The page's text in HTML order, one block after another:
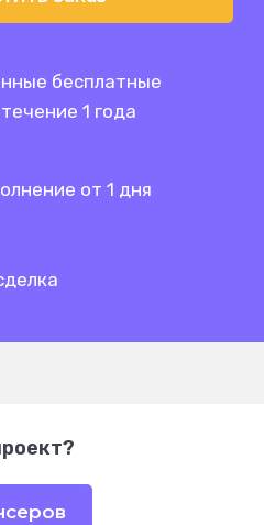
бесплатные
1 года
от 1 дня